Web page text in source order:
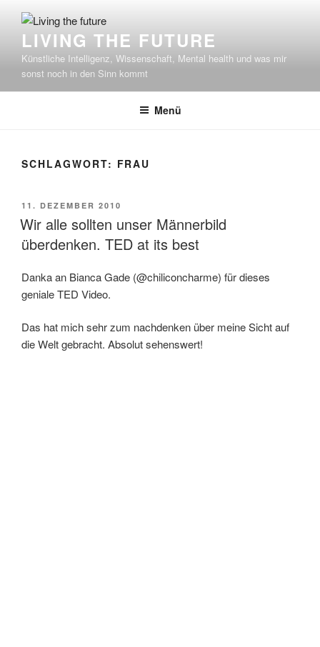
Inhalt
springenLIVING THE FUTURE
Künstliche Intelligenz, Wissenschaft, Mental health und was mir
sonst noch in den Sinn kommt
Menü
SCHLAGWORT: FRAU
VERÖFFENTLICHT
AM
11. DEZEMBER 2010
Wir alle sollten unser Männerbild
überdenken. TED at its best
Danka an Bianca Gade (@chiliconcharme) für dieses
geniale TED Video.
Das hat mich sehr zum nachdenken über meine Sicht auf
die Welt gebracht. Absolut sehenswert!